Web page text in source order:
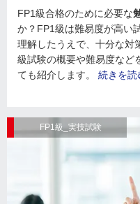
FP1級合格のために必要な
か？FP1級は難易度が高い
理解したうえで、十分な対
級試験の概要や難易度など
ても紹介します。 続きを読
FP1級_実技試験